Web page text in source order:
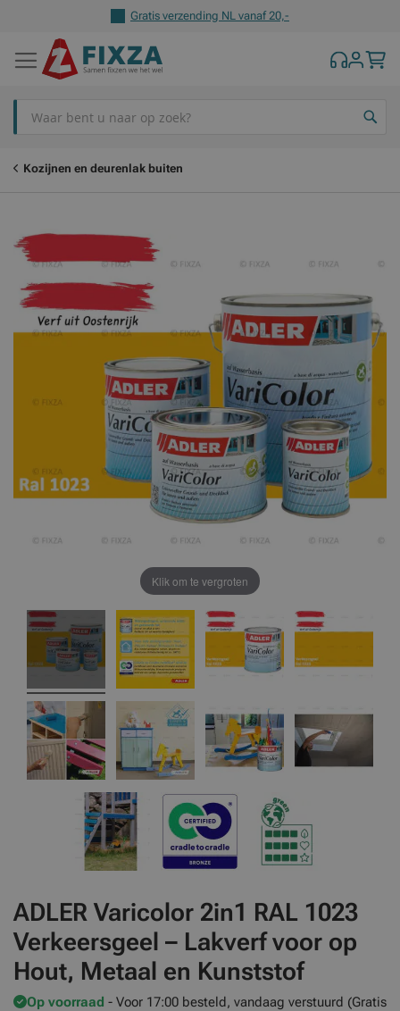
Gratis verzending NL vanaf 20,-
Kozijnen en deurenlak buiten
ADLER Varicolor 2in1 RAL 1023
Verkeersgeel – Lakverf voor op
Hout, Metaal en Kunststof
Op voorraad - Voor 17:00 besteld, vandaag verstuurd (Gratis
Ga
naar
het
einde
Ga
naar
het
begin
Klik om te vergroten